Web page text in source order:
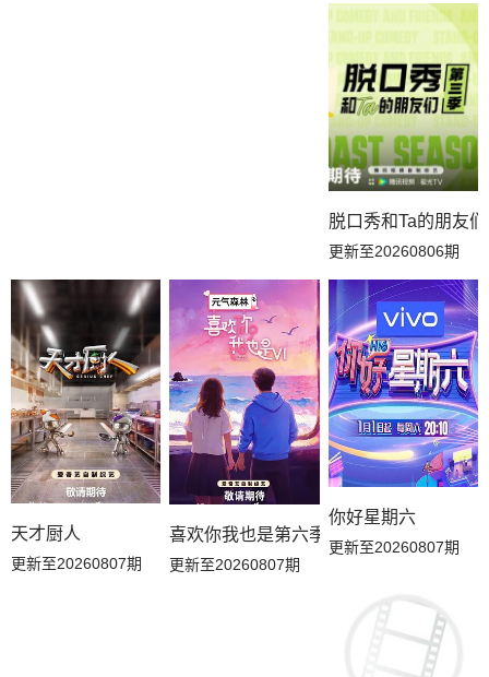
脱口秀和Ta的朋友
更新至20260806期
天才厨人
更新至20260807期
喜欢你我也是第六季
更新至20260807期
你好星期六
更新至20260807期